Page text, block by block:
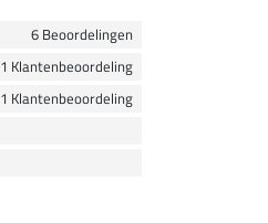
6 Beoordelingen
1 Klantenbeoordeling
1 Klantenbeoordeling